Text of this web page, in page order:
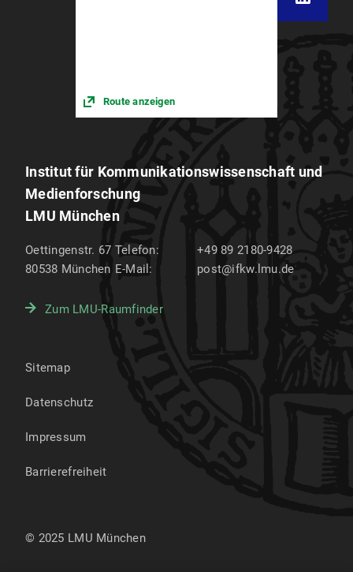
Route anzeigen
Institut für Kommunikations­wissenschaft und
Medien­forschung
LMU München
Oettingenstr. 67
80538 München
Telefon:
+49 89 2180-9428
E-Mail:
post@ifkw.lmu.de
Zum LMU-Raumfinder
Sitemap
Datenschutz
Impressum
Barrierefreiheit
© 2025 LMU München